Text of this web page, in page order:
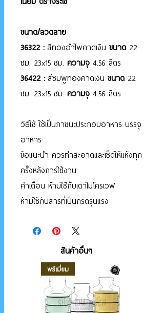
ขนาด/ลวดลาย
36322 : สีทองอำไพคาดเงิน ขนาด 22
ซม. 23x15 ซม. ความจุ 4.56 ลิตร
36422 : สีชมพูทองคาดเงิน ขนาด 22
ซม. 23x15 ซม. ความจุ 4.56 ลิตร
วิธีใช้ ใช้เป็นภาชนะประกอบอาหาร บรรจุ
อาหาร
ข้อแนะนำ ควรทำสะอาดและเช็ดให้แห้งทุก
ครั้งหลังการใช่้งาน
คำเตือน ห้ามใช้กับเตาไมโครเวฟ
ห้ามใช้กับสารที่เป็นกรดรุนแรง
สินค้าอื่นๆ
พรีเมี่ยม